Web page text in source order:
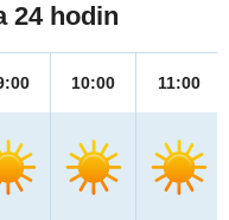
24 hodin
10:00 11:00